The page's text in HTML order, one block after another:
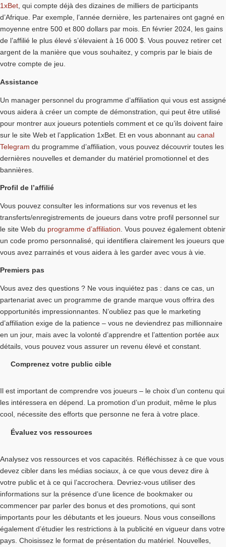
1xBet, qui compte déjà des dizaines de milliers de participants
d’Afrique. Par exemple, l’année dernière, les partenaires ont gagné en
moyenne entre 500 et 800 dollars par mois. En février 2024, les gains
de l’affilié le plus élevé s’élevaient à 16 000 $. Vous pouvez retirer cet
argent de la manière que vous souhaitez, y compris par le biais de
votre compte de jeu.
Assistance
Un manager personnel du programme d’affiliation qui vous est assigné
vous aidera à créer un compte de démonstration, qui peut être utilisé
pour montrer aux joueurs potentiels comment et ce qu’ils doivent faire
sur le site Web et l’application 1xBet. Et en vous abonnant au canal
Telegram du programme d’affiliation, vous pouvez découvrir toutes les
dernières nouvelles et demander du matériel promotionnel et des
bannières.
Profil de l’affilié
Vous pouvez consulter les informations sur vos revenus et les
transferts/enregistrements de joueurs dans votre profil personnel sur
le site Web du programme d’affiliation . Vous pouvez également obtenir
un code promo personnalisé, qui identifiera clairement les joueurs que
vous avez parrainés et vous aidera à les garder avec vous à vie.
Premiers pas
Vous avez des questions ? Ne vous inquiétez pas : dans ce cas, un
partenariat avec un programme de grande marque vous offrira des
opportunités impressionnantes. N’oubliez pas que le marketing
d’affiliation exige de la patience – vous ne deviendrez pas millionnaire
en un jour, mais avec la volonté d’apprendre et l’attention portée aux
détails, vous pouvez vous assurer un revenu élevé et constant.
Comprenez votre public cible
Il est important de comprendre vos joueurs – le choix d’un contenu qui
les intéressera en dépend. La promotion d’un produit, même le plus
cool, nécessite des efforts que personne ne fera à votre place.
Évaluez vos ressources
Analysez vos ressources et vos capacités. Réfléchissez à ce que vous
devez cibler dans les médias sociaux, à ce que vous devez dire à
votre public et à ce qui l’accrochera. Devriez-vous utiliser des
informations sur la présence d’une licence de bookmaker ou
commencer par parler des bonus et des promotions, qui sont
importants pour les débutants et les joueurs. Nous vous conseillons
également d’étudier les restrictions à la publicité en vigueur dans votre
pays. Choisissez le format de présentation du matériel. Nouvelles,